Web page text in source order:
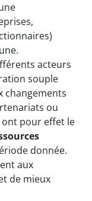
acteurs
souple
changements
ou
pour effet le
donnée.
aux
de mieux